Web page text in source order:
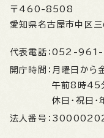
〒460-8508
愛知県名古屋市中区
代表電話： 052-961-
開庁時間： 月曜日から
午前8時45
休日・祝日
法人番号：